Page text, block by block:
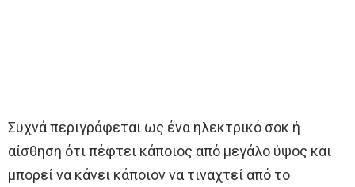
Συχνά περιγράφεται ως ένα ηλεκτρικό σοκ ή
αίσθηση ότι πέφτει κάποιος από μεγάλο ύψος και
μπορεί να κάνει κάποιον να τιναχτεί από το